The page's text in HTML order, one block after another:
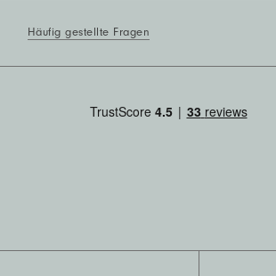
Häufig gestellte Fragen